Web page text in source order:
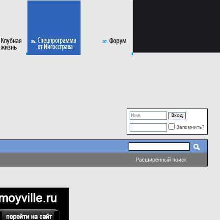
Запомнить?
Расширенный поиск